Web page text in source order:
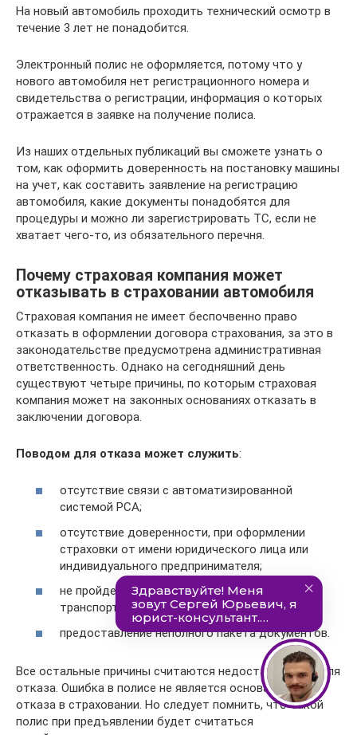
На новый автомобиль проходить технический осмотр в
течение 3 лет не понадобится.
Электронный полис не оформляется, потому что у
нового автомобиля нет регистрационного номера и
свидетельства о регистрации, информация о которых
отражается в заявке на получение полиса.
Из наших отдельных публикаций вы сможете узнать о
том, как оформить доверенность на постановку машины
на учет, как составить заявление на регистрацию
автомобиля, какие документы понадобятся для
процедуры и можно ли зарегистрировать ТС, если не
хватает чего-то, из обязательного перечня.
Почему страховая компания может
отказывать в страховании автомобиля
Страховая компания не имеет беспочвенно право
отказать в оформлении договора страхования, за это в
законодательстве предусмотрена административная
ответственность. Однако на сегодняшний день
существуют четыре причины, по которым страховая
компания может на законных основаниях отказать в
заключении договора.
Поводом для отказа может служить:
отсутствие связи с автоматизированной
системой РСА;
отсутствие доверенности, при оформлении
страховки от имени юридического лица или
индивидуального предпринимателя;
не пройденный технический осмотр
транспортного средства;
предоставление неполного пакета документов.
Все остальные причины считаются недостаточными для
отказа. Ошибка в полисе не является основанием для
отказа в страховании. Но следует помнить, что такой
полис при предъявлении будет считаться